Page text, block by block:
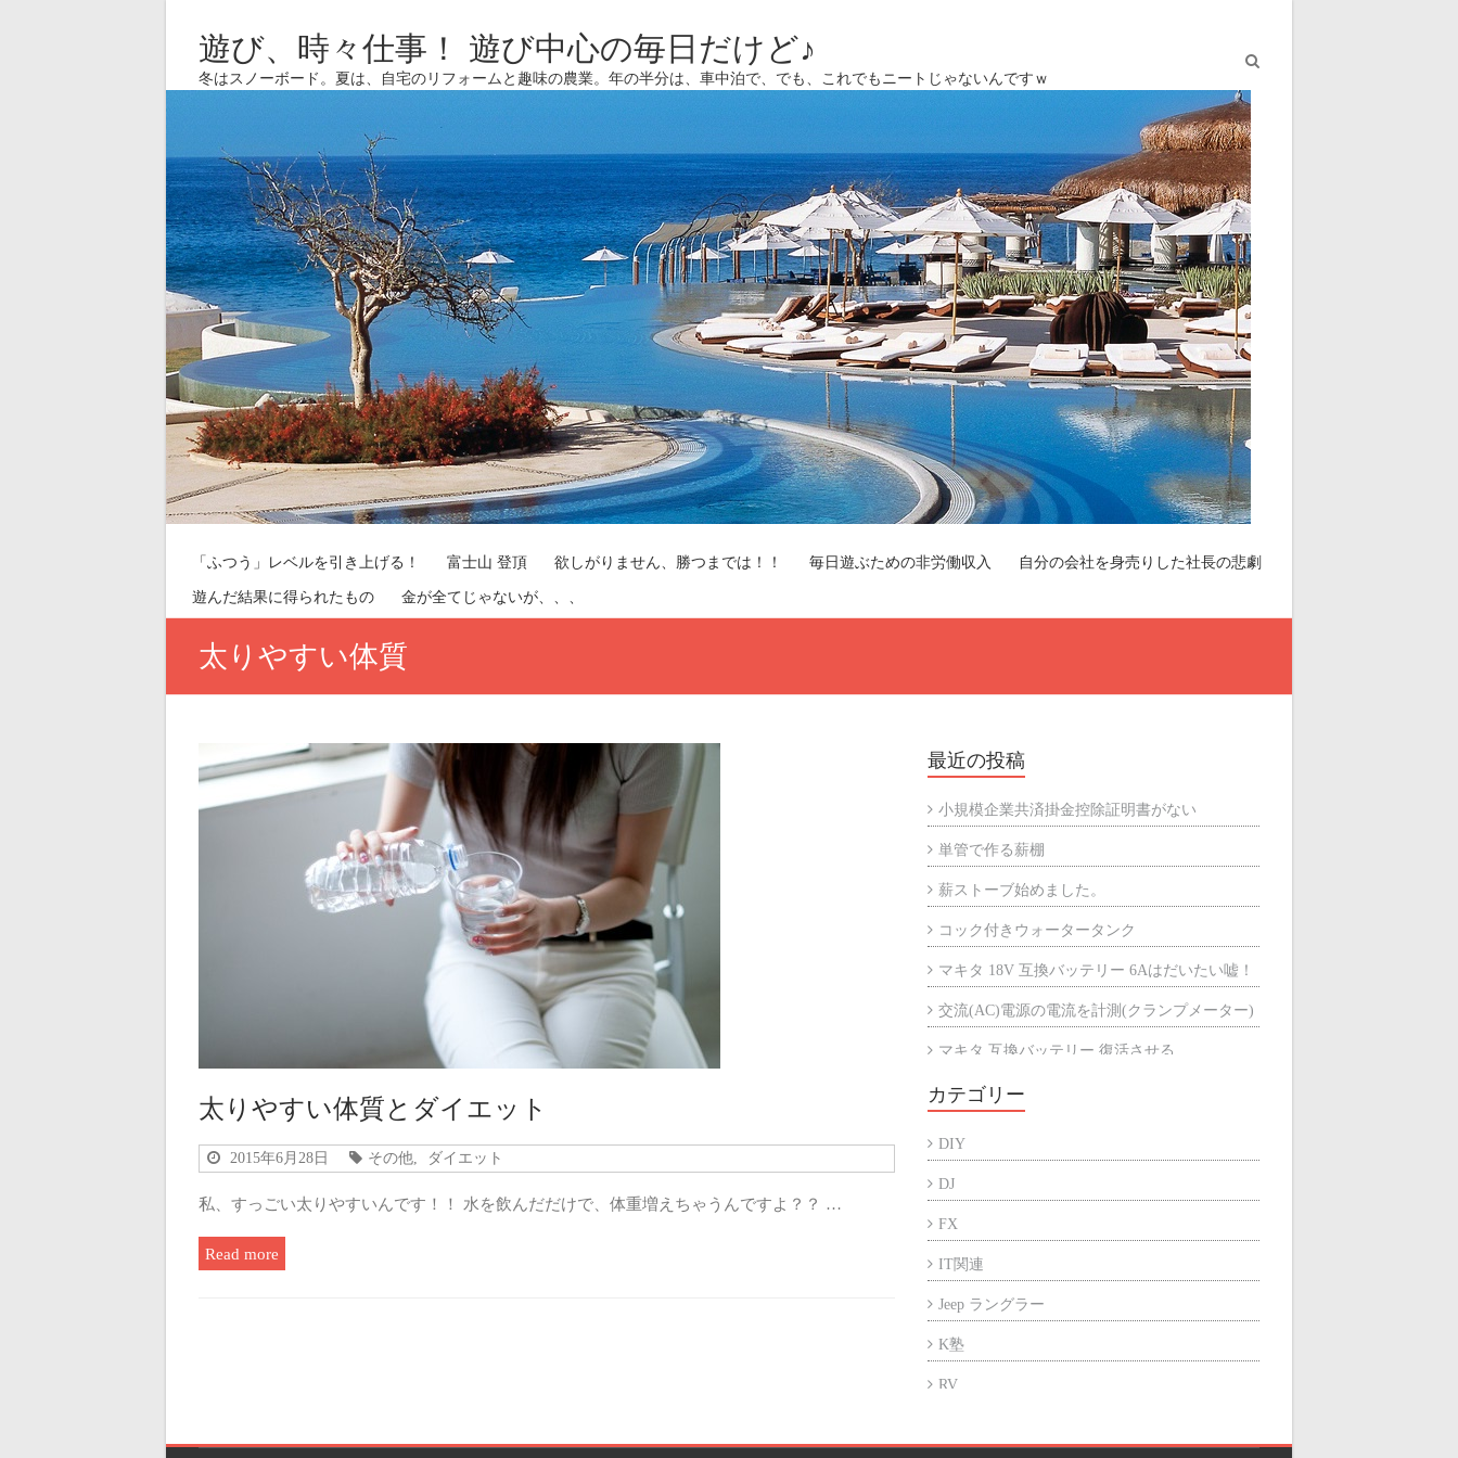
遊び、時々仕事！ 遊び中心の毎日だけど♪
冬はスノーボード。夏は、自宅のリフォームと趣味の農業。年の半分は、車中泊で、でも、これでもニートじゃないんですｗ
「ふつう」レベルを引き上げる！ 富士山 登頂 欲しがりません、勝つまでは！！ 毎日遊ぶための非労働収入 自分の会社を身売りした社長の悲劇
遊んだ結果に得られたもの 金が全てじゃないが、、、
太りやすい体質
太りやすい体質とダイエット
2015年6月28日 その他 ダイエット
私、すっごい太りやすいんです！！ 水を飲んだだけで、体重増えちゃうんですよ？？ …
Read more
最近の投稿
小規模企業共済掛金控除証明書がない
単管で作る薪棚
薪ストーブ始めました。
コック付きウォータータンク
マキタ 18V 互換バッテリー 6Aはだいたい嘘！
交流(AC)電源の電流を計測(クランプメーター)
マキタ 互換バッテリー 復活させる
マキタ 互換バッテリーが充電できない
カテゴリー
DIY
DJ
FX
IT関連
Jeep ラングラー
K塾
RV